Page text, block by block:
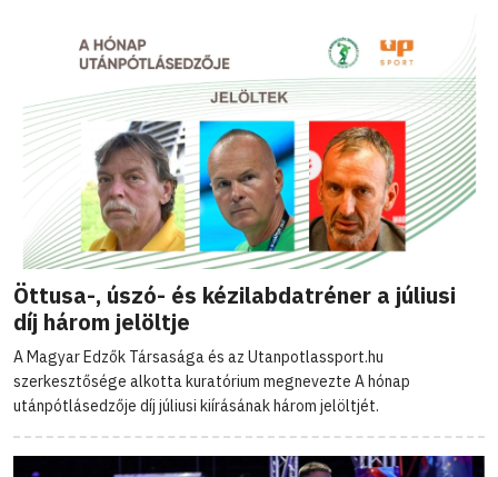
Öttusa-, úszó- és kézilabdatréner a júliusi
díj három jelöltje
A Magyar Edzők Társasága és az Utanpotlassport.hu
szerkesztősége alkotta kuratórium megnevezte A hónap
utánpótlásedzője díj júliusi kiírásának három jelöltjét.